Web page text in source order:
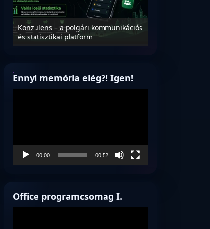
Konzulens – a polgári kommunikációs
és statisztikai platform
Ennyi memória elég?! Igen!
00:00 00:52
Office programcsomag I.